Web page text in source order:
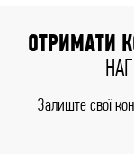
ОТРИМАТИ
Залиште свої